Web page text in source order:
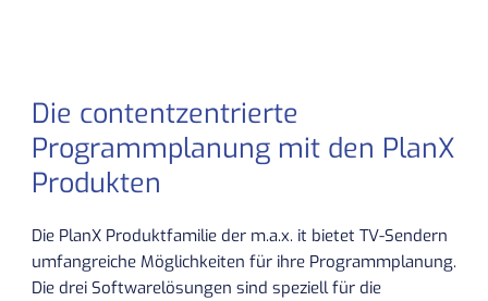
Die contentzentrierte
Programmplanung mit den PlanX
Produkten
Die PlanX Produktfamilie der m.a.x. it bietet TV-Sendern
umfangreiche Möglichkeiten für ihre Programmplanung.
Die drei Softwarelösungen sind speziell für die